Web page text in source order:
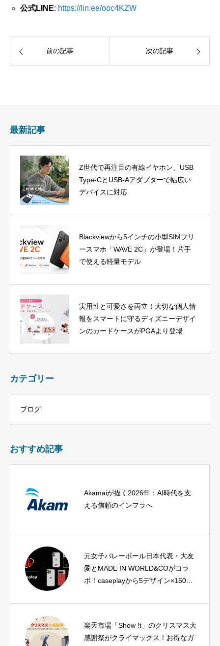
公式LINE: https://lin.ee/ooc4KZW
前の記事 次の記事
最新記事
Z世代で再注目の有線イヤホン、USB
Type-CとUSB-Aアダプターで幅広い
デバイスに対応
Blackviewから5インチの小型SIMフリ
ースマホ「WAVE 2C」が登場！片手
で使える軽量モデル
実用性と可愛さを両立！大切な個人情
報をスマートに守るディズニーデザイ
ンのカードケースがPGAより登場
カテゴリー
ブログ
おすすめ記事
Akamaiが描く2026年：AI時代を支
える信頼のインフラへ
元女子バレーボール日本代表・大友
愛とMADE IN WORLD&COがコラ
ボ！caseplayから5デザイン×160機
楽天市場「Show !t」のクリスマス大
感謝祭がクライマックス！お得なガ